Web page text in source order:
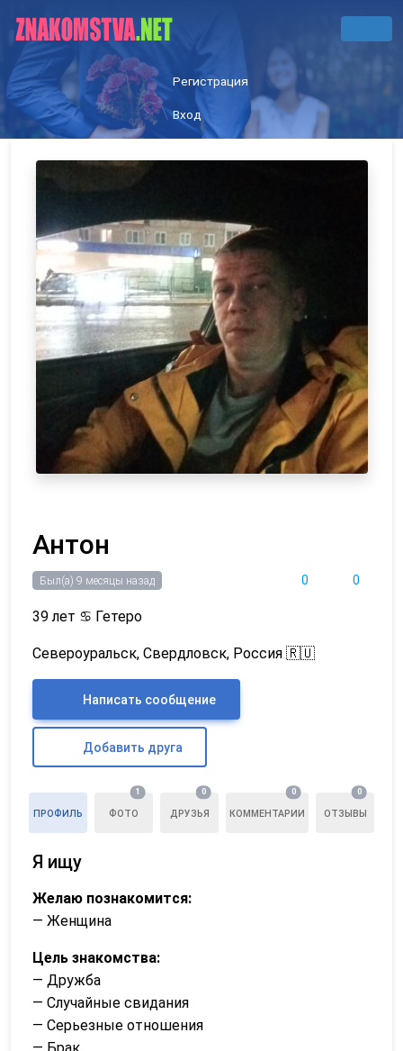
Регистрация
Вход
Антон
0 0
Был(а) 9 месяцы назад
39 лет ♋ Гетеро
Североуральск, Свердловск, Россия 🇷🇺
Написать сообщение
Добавить друга
ПРОФИЛЬ ФОТО
1
ДРУЗЬЯ
0
КОММЕНТАРИИ
0
ОТЗЫВЫ
0
Я ищу
Желаю познакомится:
— Женщина
Цель знакомства:
— Дружба
— Случайные свидания
— Серьезные отношения
— Брак